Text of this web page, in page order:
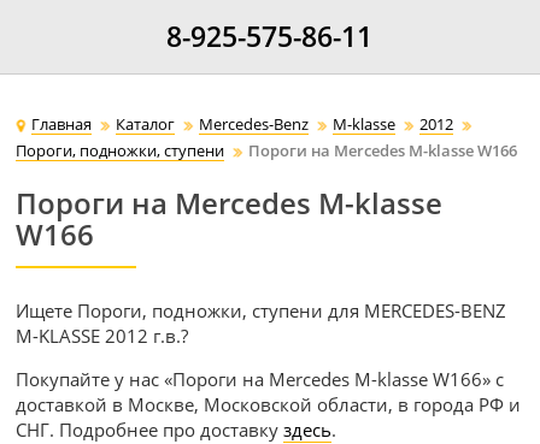
8-925-575-86-11
Главная Каталог Mercedes-Benz M-klasse
2012
Пороги, подножки, ступени
Пороги на Mercedes M-klasse W166
Пороги на Mercedes M-klasse
W166
Ищете Пороги, подножки, ступени для MERCEDES-BENZ
M-KLASSE 2012 г.в.?
Покупайте у нас «Пороги на Mercedes M-klasse W166» с
доставкой в Москве, Московской области, в города РФ и
СНГ. Подробнее про доставкуздесь.